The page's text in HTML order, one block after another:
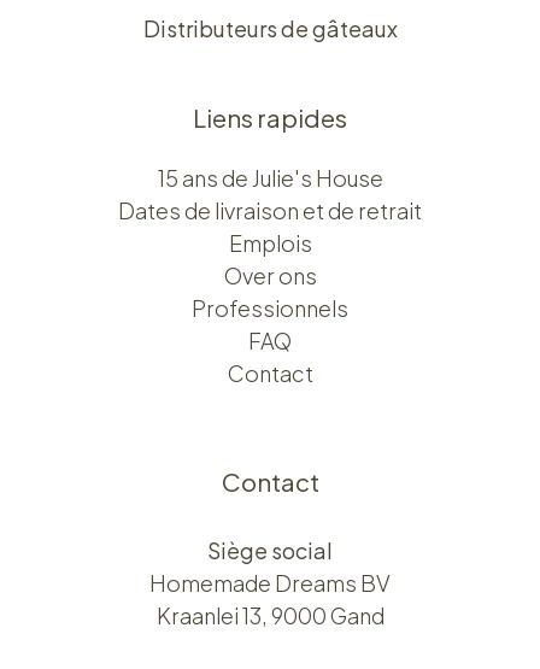
Distributeurs de gâteaux
Liens rapides
15 ans de Julie's House
Dates de livraison et de retrait
Emplois
Over ons​​
Professionnels
FAQ
Contact
Contact
Siège social
Homemade Dreams BV
Kraanlei 13, 9000 Gand